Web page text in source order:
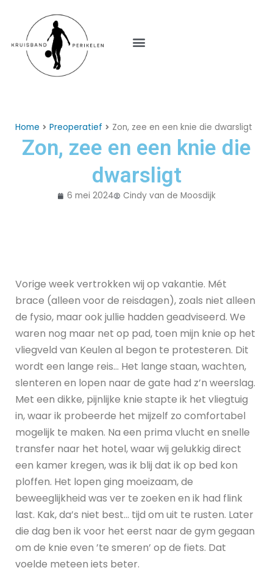
Menu
Home Preoperatief Zon, zee en een knie die dwarsligt
Zon, zee en een knie die
dwarsligt
6 mei 2024 Cindy van de Moosdijk
Vorige week vertrokken wij op vakantie. Mét
brace (alleen voor de reisdagen), zoals niet alleen
de fysio, maar ook jullie hadden geadviseerd. We
waren nog maar net op pad, toen mijn knie op het
vliegveld van Keulen al begon te protesteren. Dit
wordt een lange reis… Het lange staan, wachten,
slenteren en lopen naar de gate had z’n weerslag.
Met een dikke, pijnlijke knie stapte ik het vliegtuig
in, waar ik probeerde het mijzelf zo comfortabel
mogelijk te maken. Na een prima vlucht en snelle
transfer naar het hotel, waar wij gelukkig direct
een kamer kregen, was ik blij dat ik op bed kon
ploffen. Het lopen ging moeizaam, de
beweeglijkheid was ver te zoeken en ik had flink
last. Kak, da’s niet best… tijd om uit te rusten. Later
die dag ben ik voor het eerst naar de gym gegaan
om de knie even ’te smeren’ op de fiets. Dat
voelde meteen iets beter.